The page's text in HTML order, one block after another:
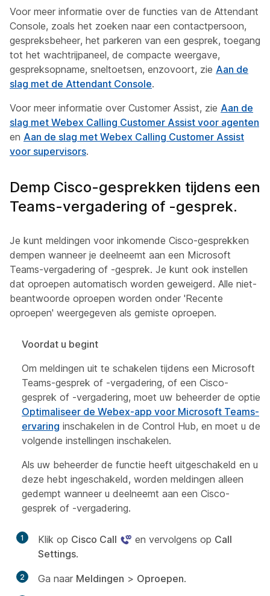
Voor meer informatie over de functies van de Attendant
Console, zoals het zoeken naar een contactpersoon,
gespreksbeheer, het parkeren van een gesprek, toegang
tot het wachtrijpaneel, de compacte weergave,
gespreksopname, sneltoetsen, enzovoort, zie Aan de
slag met de Attendant Console.
Voor meer informatie over Customer Assist, zie Aan de
slag met Webex Calling Customer Assist voor agenten
en Aan de slag met Webex Calling Customer Assist
voor supervisors.
Demp Cisco-gesprekken tijdens een
Teams-vergadering of -gesprek.
Je kunt meldingen voor inkomende Cisco-gesprekken
dempen wanneer je deelneemt aan een Microsoft
Teams-vergadering of -gesprek. Je kunt ook instellen
dat oproepen automatisch worden geweigerd. Alle niet-
beantwoorde oproepen worden onder 'Recente
oproepen' weergegeven als gemiste oproepen.
Voordat u begint
Om meldingen uit te schakelen tijdens een Microsoft
Teams-gesprek of -vergadering, of een Cisco-
gesprek of -vergadering, moet uw beheerder de optie
Optimaliseer de Webex-app voor Microsoft Teams-
ervaring inschakelen in de Control Hub, en moet u de
volgende instellingen inschakelen.
Als uw beheerder de functie heeft uitgeschakeld en u
deze hebt ingeschakeld, worden meldingen alleen
gedempt wanneer u deelneemt aan een Cisco-
gesprek of -vergadering.
1 Klik op Cisco Call en vervolgens op Call
Settings.
2 Ga naar Meldingen > Oproepen.